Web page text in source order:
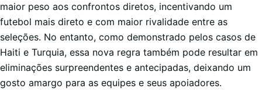
maior peso aos confrontos diretos, incentivando um
futebol mais direto e com maior rivalidade entre as
seleções. No entanto, como demonstrado pelos casos de
Haiti e Turquia, essa nova regra também pode resultar em
eliminações surpreendentes e antecipadas, deixando um
gosto amargo para as equipes e seus apoiadores.